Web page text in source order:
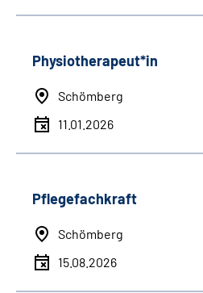
Physiotherapeut*in
Schömberg
11.01.2026
Pflegefachkraft
Schömberg
15.08.2026